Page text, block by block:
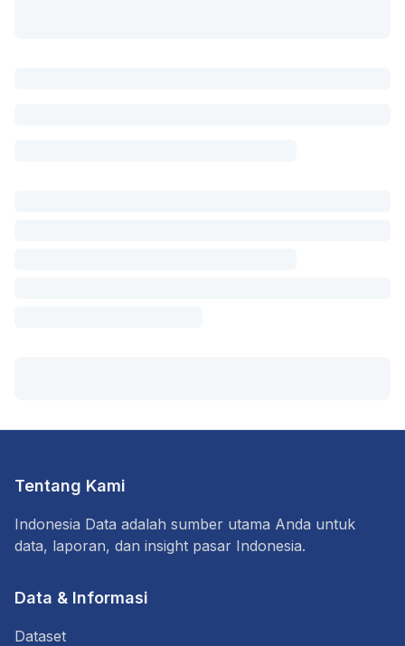
Tentang Kami
Indonesia Data adalah sumber utama Anda untuk
data, laporan, dan insight pasar Indonesia.
Data & Informasi
Dataset